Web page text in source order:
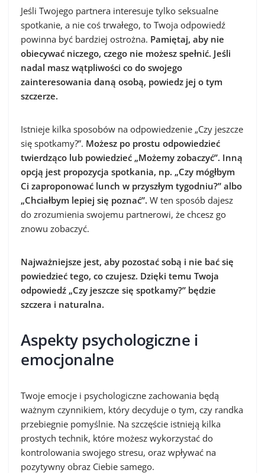
Jeśli Twojego partnera interesuje tylko seksualne
spotkanie, a nie coś trwałego, to Twoja odpowiedź
powinna być bardziej ostrożna. Pamiętaj, aby nie
obiecywać niczego, czego nie możesz spełnić. Jeśli
nadal masz wątpliwości co do swojego
zainteresowania daną osobą, powiedz jej o tym
szczerze.
Istnieje kilka sposobów na odpowiedzenie „Czy jeszcze
się spotkamy?”. Możesz po prostu odpowiedzieć
twierdząco lub powiedzieć „Możemy zobaczyć”. Inną
opcją jest propozycja spotkania, np. „Czy mógłbym
Ci zaproponować lunch w przyszłym tygodniu?” albo
„Chciałbym lepiej się poznać”. W ten sposób dajesz
do zrozumienia swojemu partnerowi, że chcesz go
znowu zobaczyć.
Najważniejsze jest, aby pozostać sobą i nie bać się
powiedzieć tego, co czujesz. Dzięki temu Twoja
odpowiedź „Czy jeszcze się spotkamy?” będzie
szczera i naturalna.
Aspekty psychologiczne i
emocjonalne
Twoje emocje i psychologiczne zachowania będą
ważnym czynnikiem, który decyduje o tym, czy randka
przebiegnie pomyślnie. Na szczęście istnieją kilka
prostych technik, które możesz wykorzystać do
kontrolowania swojego stresu, oraz wpływać na
pozytywny obraz Ciebie samego.